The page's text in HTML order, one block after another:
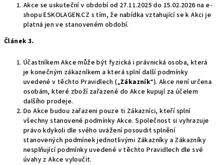
Akce se uskuteční v období od 27.11.2025 do 15.02.2026 na e-
shopu ESKOLAGEN.CZ s tím, že nabídka vztahující se k Akci je
platná jen ve stanoveném období.
Článek 3.
Účastníkem Akce může být fyzická i právnická osoba, která
je konečným zákazníkem a která splní další podmínky
uvedené v těchto Pravidlech („Zákazník“). Akce neníurčena
osobám, které zboží zařazené do Akce kupují za účelem
dalšího prodeje.
Do Akce budou zařazeni pouze ti Zákazníci, kteří splní
všechny stanovené podmínky Akce. Společnost si vyhrazuje
právo kdykoli dle svého uvážení posoudit splnění
stanovených podmínek jednotlivými Zákazníky a Zákazníky
nesplňující podmínky uvedené v těchto Pravidlech dle své
úvahy z Akce vyloučit.